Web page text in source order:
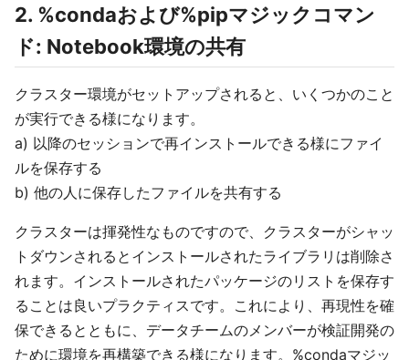
2. %condaおよび%pipマジックコマン
ド: Notebook環境の共有
クラスター環境がセットアップされると、いくつかのこと
が実行できる様になります。
a) 以降のセッションで再インストールできる様にファイ
ルを保存する
b) 他の人に保存したファイルを共有する
クラスターは揮発性なものですので、クラスターがシャッ
トダウンされるとインストールされたライブラリは削除さ
れます。インストールされたパッケージのリストを保存す
ることは良いプラクティスです。これにより、再現性を確
保できるとともに、データチームのメンバーが検証開発の
ために環境を再構築できる様になります。%condaマジッ